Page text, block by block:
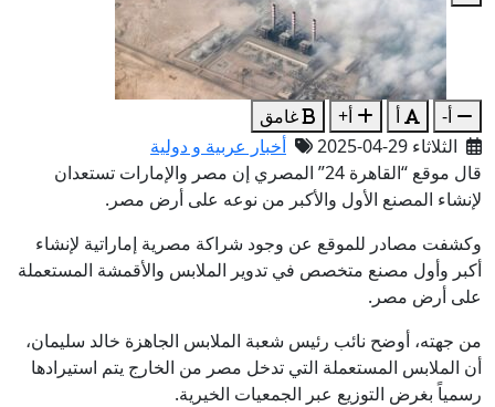
أ- أ أ+
غامق
الثلاثاء 29-04-2025
أخبار عربية و دولية
قال موقع “القاهرة 24” المصري إن مصر والإمارات تستعدان
لإنشاء المصنع الأول والأكبر من نوعه على أرض مصر.
وكشفت مصادر للموقع عن وجود شراكة مصرية إماراتية لإنشاء
أكبر وأول مصنع متخصص في تدوير الملابس والأقمشة المستعملة
على أرض مصر.
من جهته، أوضح نائب رئيس شعبة الملابس الجاهزة خالد سليمان،
أن الملابس المستعملة التي تدخل مصر من الخارج يتم استيرادها
رسمياً بغرض التوزيع عبر الجمعيات الخيرية.